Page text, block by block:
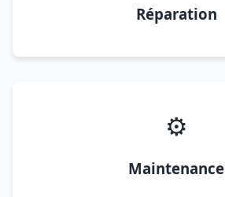
Réparation
⚙️
Maintenance